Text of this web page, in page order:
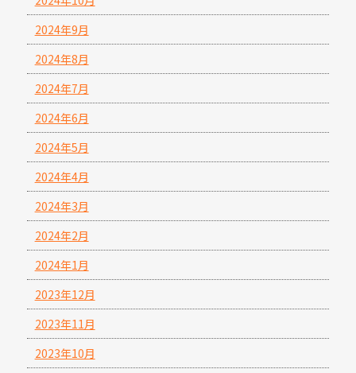
2024年9月
2024年8月
2024年7月
2024年6月
2024年5月
2024年4月
2024年3月
2024年2月
2024年1月
2023年12月
2023年11月
2023年10月